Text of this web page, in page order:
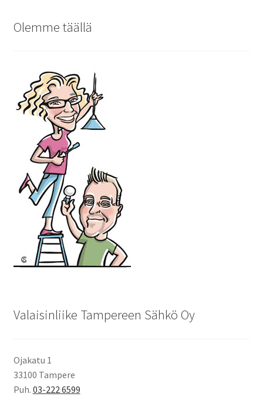
Olemme täällä
Valaisinliike Tampereen Sähkö Oy
Ojakatu 1
33100 Tampere
Puh. 03-222 6599